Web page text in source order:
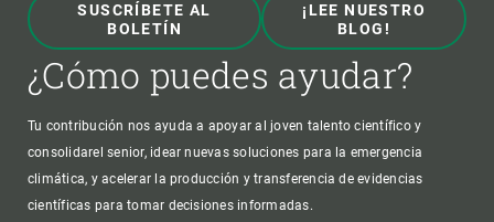
SUSCRÍBETE AL
BOLETÍN
¡LEE NUESTRO
BLOG!
¿Cómo puedes ayudar?
Tu contribución nos ayuda a apoyar al joven talento científico y
consolidarel senior, idear nuevas soluciones para la emergencia
climática, y acelerar la producción y transferencia de evidencias
científicas para tomar decisiones informadas.